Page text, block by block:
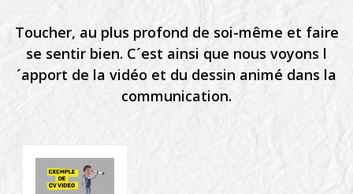
Toucher, au plus profond de soi-même et faire
se sentir bien. C´est ainsi que nous voyons l
´apport de la vidéo et du dessin animé dans la
communication.